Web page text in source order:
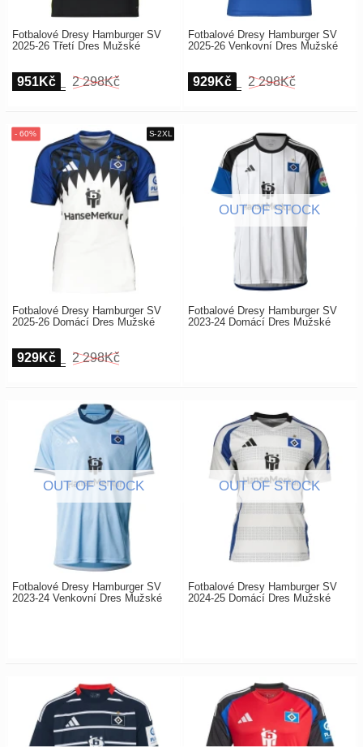
Fotbalové Dresy Hamburger SV
2025-26 Třetí Dres Mužské
951Kč 2 298Kč
Fotbalové Dresy Hamburger SV
2025-26 Venkovní Dres Mužské
929Kč 2 298Kč
Fotbalové Dresy Hamburger SV
2025-26 Domácí Dres Mužské
929Kč 2 298Kč
Fotbalové Dresy Hamburger SV
2023-24 Domácí Dres Mužské
Fotbalové Dresy Hamburger SV
2023-24 Venkovní Dres Mužské
Fotbalové Dresy Hamburger SV
2024-25 Domácí Dres Mužské